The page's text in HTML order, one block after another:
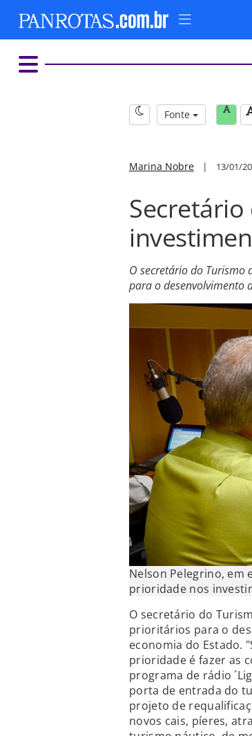
Fonte
Marina Nobre | 13/01/
Secretário
O secretário do Turismo
para o desenvolvimento
Nelson Pelegrino, em
prioridade nos
O secretário do
prioritários para o
economia do Estado.
prioridade é fazer as
programa de rádio
porta de entrada do
projeto de
novos cais, píeres,